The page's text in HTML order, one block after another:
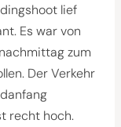
lief
Es war von
zum
Der Verkehr
recht hoch.